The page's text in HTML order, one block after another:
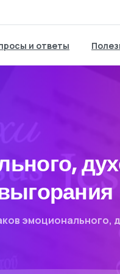
и ответы
эмоционального,